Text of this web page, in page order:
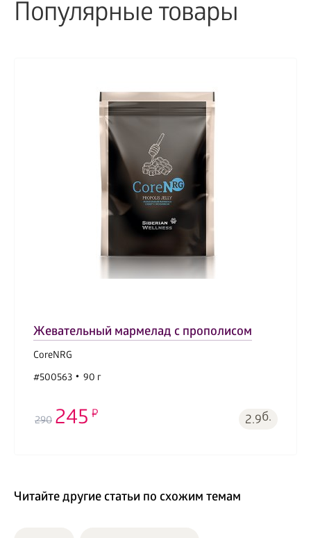
Популярные товары
Жевательный мармелад с прополисом
CoreNRG
#500563
90 г
290 245 2.9б.
Читайте другие статьи по схожим темам